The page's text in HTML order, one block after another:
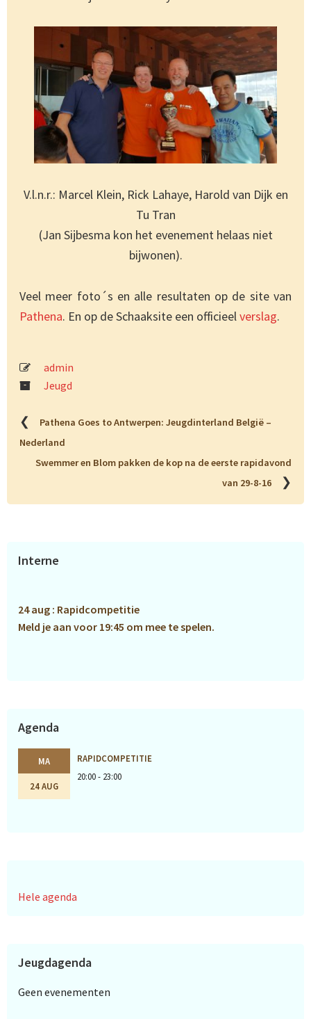
V.l.n.r.: Marcel Klein, Rick Lahaye, Harold van Dijk en
Tu Tran
(Jan Sijbesma kon het evenement helaas niet
bijwonen).
Veel meer foto´s en alle resultaten op de site van
Pathena. En op de Schaaksite een officieelverslag.
admin
Jeugd
❮
Pathena Goes to Antwerpen: Jeugdinterland België –
Nederland
Swemmer en Blom pakken de kop na de eerste rapidavond
van 29-8-16
❯
Primaire
Interne
24 aug : Rapidcompetitie
Meld je aan voor 19:45 om mee te spelen.
Agenda
MA
24 AUG
RAPIDCOMPETITIE
20:00 - 23:00
Hele agenda
Jeugdagenda
Geen evenementen